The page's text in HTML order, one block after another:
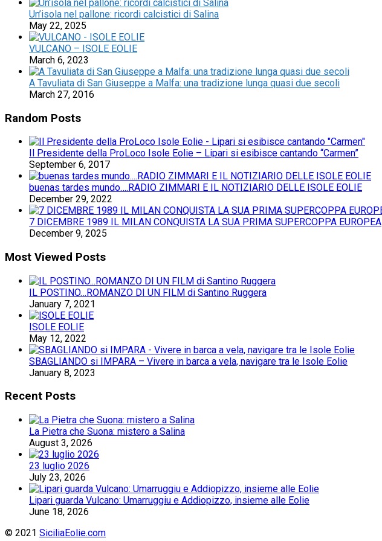
Un’isola nel pallone: ricordi calcistici di Salina
May 22, 2025
VULCANO – ISOLE EOLIE
March 6, 2023
A Tavuliata di San Giuseppe a Malfa: una tradizione lunga quasi due secoli
March 27, 2016
Random Posts
Il Presidente della ProLoco Isole Eolie – Lipari si esibisce cantando “Carmen”
September 6, 2017
buenas tardes mundo….RADIO ZIMMARI E IL NOTIZIARIO DELLE ISOLE EOLIE
December 29, 2022
7 DICEMBRE 1989 IL MILAN CONQUISTA LA SUA PRIMA SUPERCOPPA EUROPEA
December 9, 2025
Most Viewed Posts
IL POSTINO…ROMANZO DI UN FILM di Santino Ruggera
January 7, 2021
ISOLE EOLIE
May 12, 2022
SBAGLIANDO si IMPARA – Vivere in barca a vela, navigare tra le Isole Eolie
January 8, 2023
Recent Posts
La Pietra che Suona: mistero a Salina
August 3, 2026
23 luglio 2026
July 23, 2026
Lipari guarda Vulcano: Umarruggiu e Addiopizzo, insieme alle Eolie
June 18, 2026
© 2021 SiciliaEolie.com